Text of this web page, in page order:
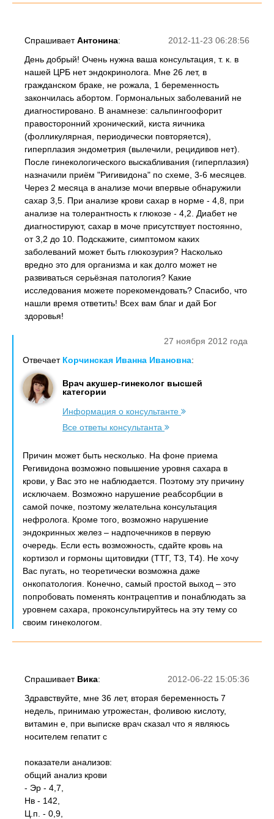
2012-11-23 06:28:56
СпрашиваетАнтонина:
День добрый! Очень нужна ваша консультация, т. к. в
нашей ЦРБ нет эндокринолога. Мне 26 лет, в
гражданском браке, не рожала, 1 беременность
закончилась абортом. Гормональных заболеваний не
диагностировано. В анамнезе: сальпингоофорит
правосторонний хронический, киста яичника
(фолликулярная, периодически повторяется),
гиперплазия эндометрия (вылечили, рецидивов нет).
После гинекологического выскабливания (гиперплазия)
назначили приём "Ригивидона" по схеме, 3-6 месяцев.
Через 2 месяца в анализе мочи впервые обнаружили
сахар 3,5. При анализе крови сахар в норме - 4,8, при
анализе на толерантность к глюкозе - 4,2. Диабет не
диагностируют, сахар в моче присутствует постоянно,
от 3,2 до 10. Подскажите, симптомом каких
заболеваний может быть глюкозурия? Насколько
вредно это для организма и как долго может не
развиваться серьёзная патология? Какие
исследования можете порекомендовать? Спасибо, что
нашли время ответить! Всех вам благ и дай Бог
здоровья!
27 ноября 2012 года
Отвечает Корчинская Иванна Ивановна:
Врач акушер-гинеколог высшей
категории
Информация о консультанте
Все ответы консультанта
Причин может быть несколько. На фоне приема
Регивидона возможно повышение уровня сахара в
крови, у Вас это не наблюдается. Поэтому эту причину
исключаем. Возможно нарушение реабсорбции в
самой почке, поэтому желательна консультация
нефролога. Кроме того, возможно нарушение
эндокринных желез – надпочечников в первую
очередь. Если есть возможность, сдайте кровь на
кортизол и гормоны щитовидки (ТТГ, Т3, Т4). Не хочу
Вас пугать, но теоретически возможна даже
онкопатология. Конечно, самый простой выход – это
попробовать поменять контрацептив и понаблюдать за
уровнем сахара, проконсультируйтесь на эту тему со
своим гинекологом.
2012-06-22 15:05:36
Спрашивает Вика:
Здравствуйте, мне 36 лет, вторая беременность 7
недель, принимаю утрожестан, фоливою кислоту,
витамин е, при выписке врач сказал что я являюсь
носителем гепатит с
показатели анализов:
общий анализ крови
- Эр - 4,7,
Нв - 142,
Ц.п. - 0,9,